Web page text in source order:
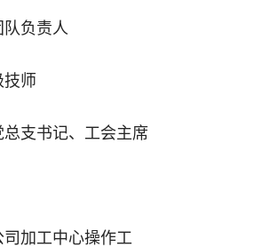
负责人
技师
支书记、工会主席
加工中心操作工